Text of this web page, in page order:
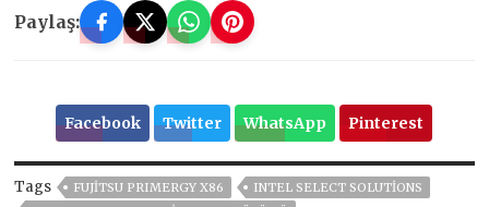
Paylaş:
Facebook Twitter WhatsApp Pinterest
Tags FUJITSU PRIMERGY X86
INTEL SELECT SOLUTIONS